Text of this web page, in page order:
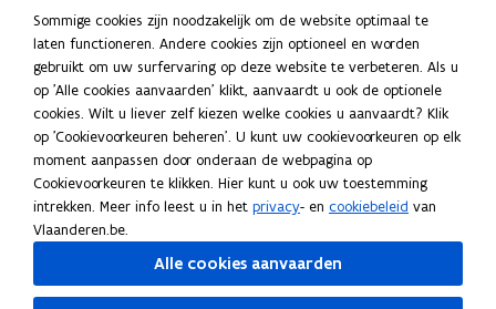
Thema's
Taaladviezen
Spellingregels
Tips voor duidelijke taal
Bekijk ook
Spellingtests
Boek- en webwijzer
Sommige cookies zijn noodzakelijk om de website optimaal te
laten functioneren. Andere cookies zijn optioneel en worden
gebruikt om uw surfervaring op deze website te verbeteren. Als u
op 'Alle cookies aanvaarden' klikt, aanvaardt u ook de optionele
cookies. Wilt u liever zelf kiezen welke cookies u aanvaardt? Klik
op 'Cookievoorkeuren beheren'. U kunt uw cookievoorkeuren op elk
moment aanpassen door onderaan de webpagina op
Cookievoorkeuren te klikken. Hier kunt u ook uw toestemming
intrekken. Meer info leest u in het privacy- en cookiebeleid van
Vlaanderen.be.
Alle cookies aanvaarden